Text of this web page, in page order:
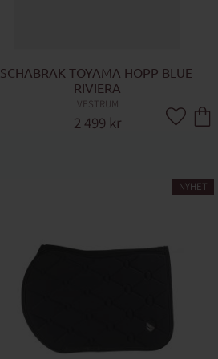
SCHABRAK TOYAMA HOPP BLUE
RIVIERA
VESTRUM
2 499 kr Lägg till
NYHET